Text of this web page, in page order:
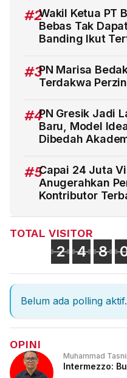
#2Wakil Ketua PT
Bebas Tak
Banding Ikut
#3PN Marisa
Terdakwa
#4PN Gresik Jadi
Baru, Model
Dibedah
#5Capai 24 Juta
Anugerahkan
Kontributor
TOTAL VISITOR
2 4 8
Belum ada polling aktif.
OPINI
Muhammad
Intermezzo: